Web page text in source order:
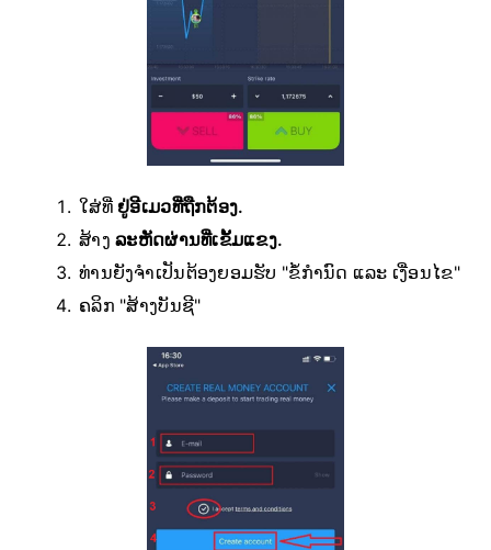
ໃສ່ທີ່ ຢູ່ອີເມວທີ່ຖືກຕ້ອງ.
ສ້າງລະຫັດຜ່ານທີ່ເຂັ້ມແຂງ.
ທ່ານຍັງຈຳເປັນຕ້ອງຍອມຮັບ "ຂໍ້ກຳນົດ ແລະ ເງື່ອນໄຂ"
ຄລິກ "ສ້າງບັນຊີ"